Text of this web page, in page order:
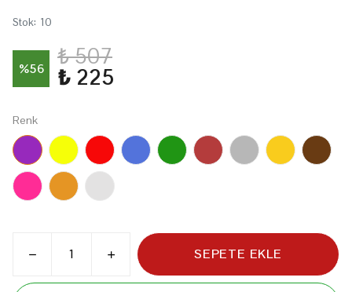
Stok: 10
%56 ₺ 507
₺ 225
Renk
SEPETE EKLE